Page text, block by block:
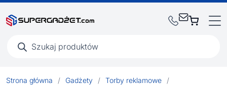
produktów
Strona główna / Gadżety / Torby reklamowe
/